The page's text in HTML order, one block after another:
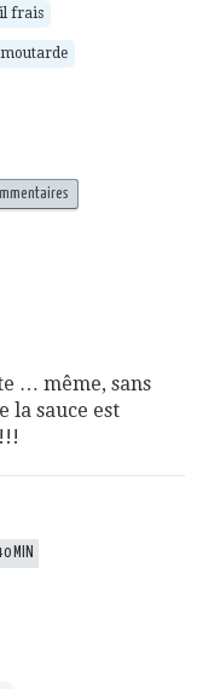
frais
moutarde
… même, sans
la sauce est
MIN